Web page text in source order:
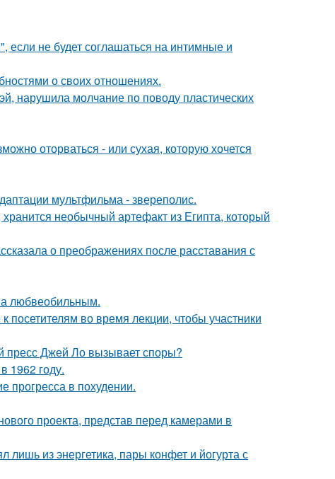
не будет соглашаться на интимные и
о своих отношениях.
нарушила молчание по поводу пластических
оторваться - или сухая, которую хочется
мультфильма - звереполис.
необычный артефакт из Египта, который
о преображениях после расставания с
любвеобильным.
посетителям во время лекции, чтобы участники
Джей Ло вызывает споры?
1962 году.
прогресса в похудении.
проекта, представ перед камерами в
из энергетика, пары конфет и йогурта с